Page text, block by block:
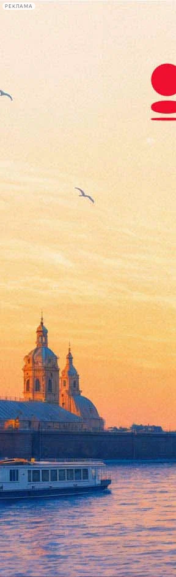
РЕКЛАМА
лекции
книги
Александринский
15 апреля 2020, среда,19.00
Версия для печати
Все спектакли